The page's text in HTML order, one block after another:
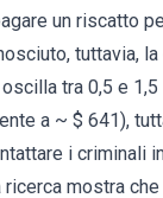
un riscatto
tuttavia,
tra 0,5 e 1,5
a ~ $ 641),
i criminali
ricerca mostra